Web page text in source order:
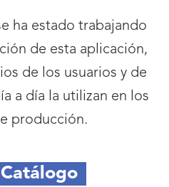
ha estado trabajando
de esta aplicación,
de los usuarios y de
a día la utilizan en los
producción.